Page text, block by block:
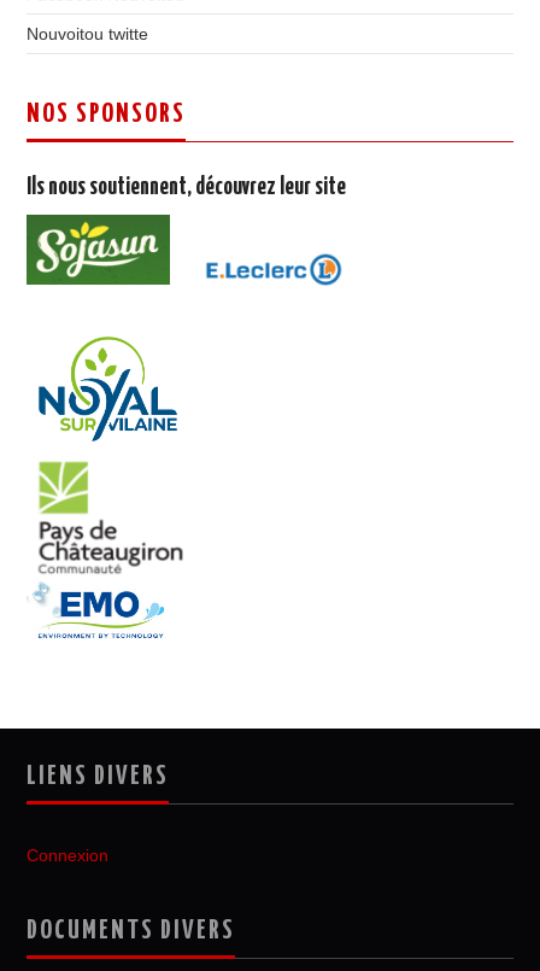
Nouvoitou twitte
NOS SPONSORS
Ils nous soutiennent, découvrez leur site
LIENS DIVERS
Connexion
DOCUMENTS DIVERS